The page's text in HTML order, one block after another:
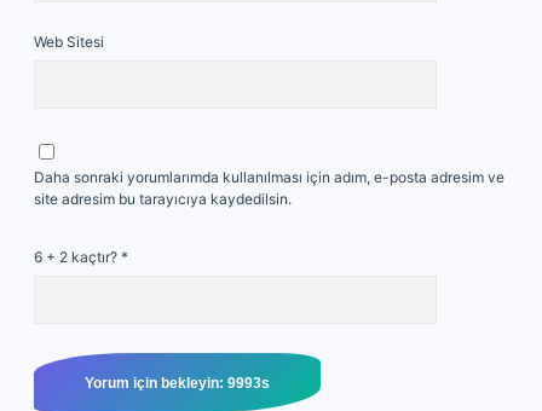
Web Sitesi
Daha sonraki yorumlarımda kullanılması için adım, e-posta adresim ve
site adresim bu tarayıcıya kaydedilsin.
6 + 2 kaçtır? *